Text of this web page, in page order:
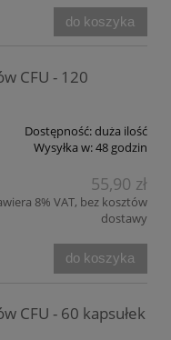
do koszyka
CFU - 120
Dostępność:duża ilość
Wysyłka w:48 godzin
55,90 zł
8% VAT, bez kosztów
dostawy
do koszyka
CFU - 60 kapsułek